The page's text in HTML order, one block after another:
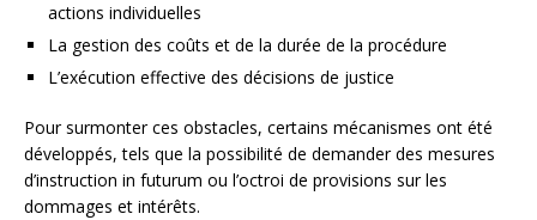
actions individuelles
La gestion des coûts et de la durée de la procédure
L’exécution effective des décisions de justice
Pour surmonter ces obstacles, certains mécanismes ont été
développés, tels que la possibilité de demander des mesures
d’instruction in futurum ou l’octroi de provisions sur les
dommages et intérêts.